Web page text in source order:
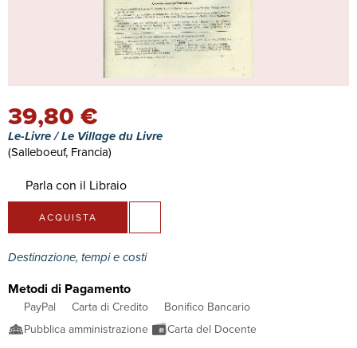
39,80 €
Le-Livre / Le Village du Livre
(Salleboeuf, Francia)
Parla con il Libraio
ACQUISTA
Destinazione, tempi e costi
Metodi di Pagamento
PayPal Carta di Credito
Bonifico Bancario
Pubblica amministrazione
Carta del Docente